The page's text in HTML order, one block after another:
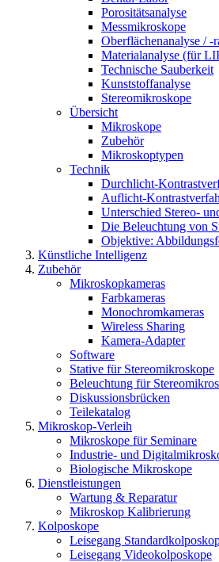
Porositätsanalyse
Messmikroskope
Oberflächenanalyse / -
Materialanalyse (für
Technische Sauberkeit
Kunststoffanalyse
Stereomikroskope
Übersicht
Mikroskope
Zubehör
Mikroskoptypen
Technik
Durchlicht-
Auflicht-
Unterschied Stereo-
Die Beleuchtung von
Objektive:
Künstliche Intelligenz
Zubehör
Mikroskopkameras
Farbkameras
Monochromkameras
Wireless Sharing
Kamera-Adapter
Software
Stative für Stereomikroskope
Beleuchtung für
Diskussionsbrücken
Teilekatalog
Mikroskop-Verleih
Mikroskope für Seminare
Industrie- und
Biologische Mikroskope
Dienstleistungen
Wartung & Reparatur
Mikroskop Kalibrierung
Kolposkope
Leisegang
Leisegang Videokolposkope